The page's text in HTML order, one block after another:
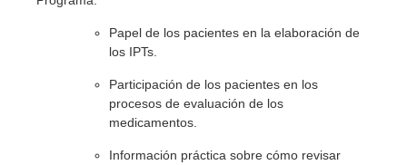
Papel de los pacientes en la elaboración de
los IPTs.
Participación de los pacientes en los
procesos de evaluación de los
medicamentos.
Información práctica sobre cómo revisar